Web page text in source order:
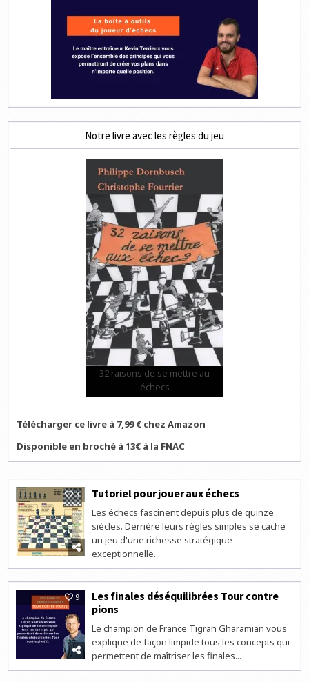
Notre livre avec les règles du jeu
32 raisons de se mettre au
échecs
Télécharger ce livre à 7,99 € chez Amazon
Disponible en broché à 13€ à la FNAC
3 Tutoriel pour jouer aux échecs
Les échecs fascinent depuis plus de quinze
siècles. Derrière leurs règles simples se cache
un jeu d'une richesse stratégique
exceptionnelle...
9
Les finales déséquilibrées Tour contre
pions
Le champion de France Tigran Gharamian vous
explique de façon limpide tous les concepts qui
permettent de maîtriser les finales...